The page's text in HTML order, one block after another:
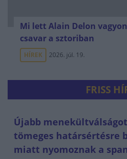
Mi lett Alain Delon
csavar a sztoriban
HÍREK 2026. júl. 19.
FRISS
Újabb
tömeges határsértésre
miatt nyomoznak a